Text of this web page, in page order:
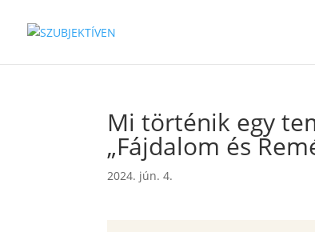
Mi történik egy
„Fájdalom és
2024. jún. 4.